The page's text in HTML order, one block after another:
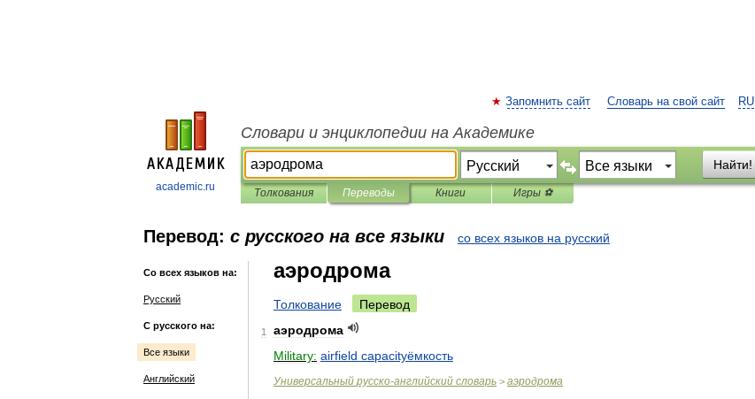
academic.ru
RU
Запомнить сайт Словарь на свой сайт
Словари и энциклопедии на Академике
Найти!
Толкования Переводы Книги Игры ⚽
Перевод: с русского на все языки со всех языков на русский
Со всех языков на:
Русский
С русского на:
Все языки
Английский
аэродрома
Толкование Перевод
1
аэродрома
Military: airfield capacityёмкость
Универсальный русско-английский словарь > аэродрома